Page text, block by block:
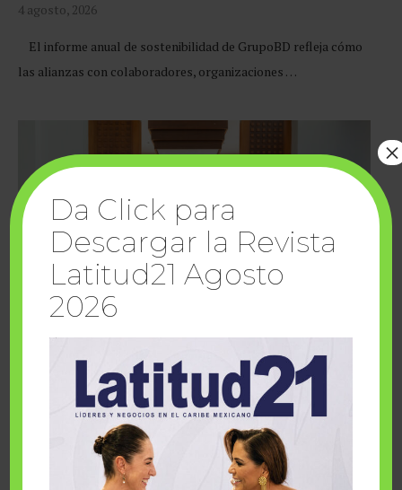
4 agosto, 2026
El informe anual de sostenibilidad de GrupoBD refleja cómo
las alianzas con colaboradores, organizaciones …
Cuando la solidaridad inspira; cumplen
sueños Fairmont Mayakoba y Make-A-Wish
Da Click para
Descargar la Revista
Latitud21 Agosto
2026
×